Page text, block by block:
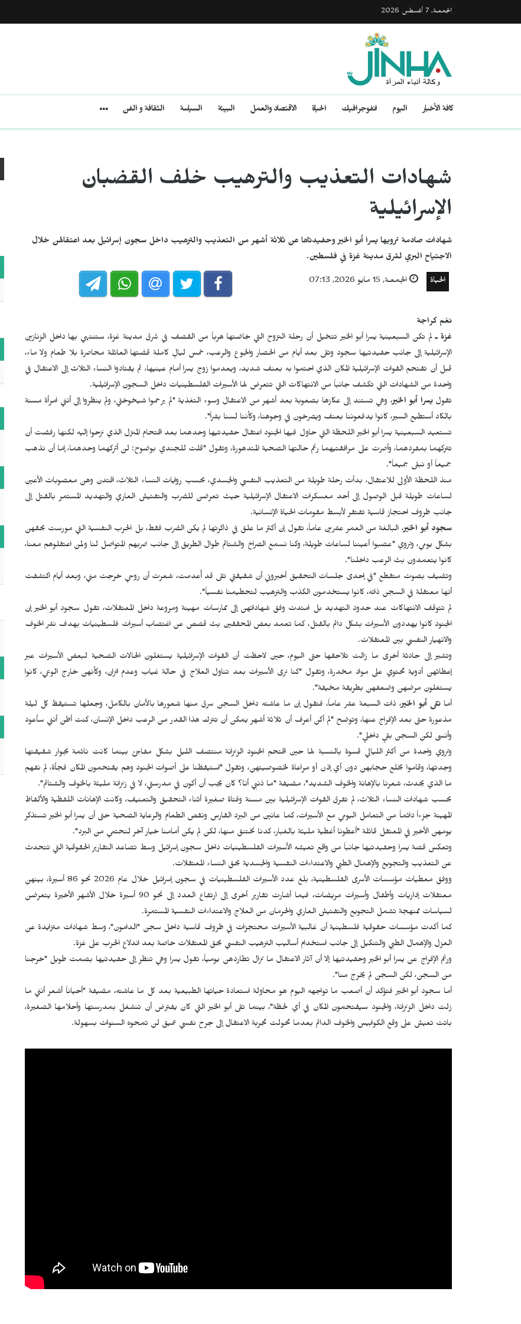
الجمعـة, 7 أغسطس 2026
كافة الأخبار اليوم انفوجرافيك الحياة الاقتصاد والعمل البيئة السياسة الثقافة و الفن
شهادات التعذيب والترهيب خلف القضبان
الإسرائيلية
شهادات صادمة ترويها يسرا أبو الخير وحفيدتاها عن ثلاثة أشهر من التعذيب والترهيب داخل سجون إسرائيل بعد اعتقالهن خلال
الاجتياح البري لشرق مدينة غزة في فلسطين.
الحياة الجمعـة, 15 مايو 2026, 07:13
نغم كراجة
غزة ـ لم تكن السبعينية يسرا أبو الخير تتخيل أن رحلة النزوح التي خاضتها هرباً من القصف في شرق مدينة غزة، ستنتهي بها داخل الزنازين
الإسرائيلية إلى جانب حفيدتيها سجود وتقى بعد أيام من الحصار والجوع والرعب، خمس ليالٍ كاملة قضتها العائلة محاصرة بلا طعام ولا ماء،
قبل أن تقتحم القوات الإسرائيلية المكان الذي احتموا به بعنف شديد، ويعدموا زوج يسرا أمام عينيها، ثم يقتادوا النساء الثلاث إلى الاعتقال في
واحدة من الشهادات التي تكشف جانباً من الانتهاكات التي تتعرض لها الأسيرات الفلسطينيات داخل السجون الإسرائيلية.
تقوليسرا أبو الخير، وهي تستند إلى عكازها بصعوبة بعد أشهر من الاعتقال وسوء التغذية "لم يرحموا شيخوختي، ولم ينظروا إلى أنني امرأة مسنة
بالكاد أستطيع السير، كانوا يدفعوننا بعنف ويصرخون في وجوهنا، وكأننا لسنا بشراً".
تستعيد السبعينية يسرا أبو الخير اللحظة التي حاول فيها الجنود اعتقال حفيدتيها وحدهما بعد اقتحام المنزل الذي نزحوا إليه لكنها رفضت أن
تتركهما بمفردهما، وأصرت على مرافقتيهما رغم حالتها الصحية المتدهورة، وتقول "قلت للجندي بوضوح: لن أتركهما وحدهما، إما أن نذهب
جميعاً أو نبقى جميعاً".
منذ اللحظة الأولى للاعتقال، بدأت رحلة طويلة من التعذيب النفسي والجسدي، بحسب روايات النساء الثلاث، اقتدن وهن معصوبات الأعين
لساعات طويلة قبل الوصول إلى أحد معسكرات الاعتقال الإسرائيلية حيث تعرضن للضرب والتفتيش العاري والتهديد المستمر بالقتل إلى
جانب ظروف احتجاز قاسية تفتقر لأبسط مقومات الحياة الإنسانية.
سجود أبو الخير، البالغة من العمر عشرين عاماً، تقول إن أكثر ما علق في ذاكرتها لم يكن الضرب فقط، بل الحرب النفسية التي مورست بحقهن
بشكل يومي، وتروي "عصبوا أعيننا لساعات طويلة، وكنا نسمع الصراخ والشتائم طوال الطريق إلى جانب ضربهم المتواصل لنا ولمن اعتقلوهم معنا،
كانوا يتعمدون بث الرعب داخلنا".
وتضيف بصوت متقطع "في إحدى جلسات التحقيق أخبروني أن شقيقتي تقى قد أُعدمت، شعرت أن روحي خرجت مني، وبعد أيام اكتشفت
أنها معتقلة في السجن ذاته، كانوا يستخدمون الكذب والترهيب لتحطيمنا نفسياً".
لم تتوقف الانتهاكات عند حدود التهديد بل امتدت وفق شهاداتهن إلى ممارسات مهينة ومروعة داخل المعتقلات، تقول سجود أبو الخير إن
الجنود كانوا يهددون الأسيرات بشكل دائم بالقتل، كما تعمد بعض المحققين بث قصص عن اغتصاب أسيرات فلسطينيات بهدف نشر الخوف
والانهيار النفسي بين المعتقلات.
وتشير إلى حادثة أخرى ما زالت تلاحقها حتى اليوم، حين لاحظت أن القوات الإسرائيلية يستغلون الحالات الصحية لبعض الأسيرات عبر
إعطائهن أدوية تحتوي على مواد مخدرة، وتقول "كنا نرى الأسيرات بعد تناول العلاج في حالة غياب وعدم اتزان، وكأنهن خارج الوعي، كانوا
يستغلون مرضهن وضعفهن بطريقة مخيفة".
أما تقى أبو الخير، ذات السبعة عشر عاماً، فتقول إن ما عاشته داخل السجن سرق منها شعورها بالأمان بالكامل، وجعلها تستيقظ كل ليلة
مذعورة حتى بعد الإفراج عنها، وتوضح "لم أكن أعرف أن ثلاثة أشهر يمكن أن تترك هذا القدر من الرعب داخل الإنسان، كنت أظن أنني سأعود
وأنسى لكن السجن بقي داخلي".
وتروي واحدة من أكثر الليالي قسوة بالنسبة لها حين اقتحم الجنود الزنزانة منتصف الليل بشكل مفاجئ بينما كانت نائمة بجوار شقيقتها
وجدتها، وقاموا بخلع حجابهن دون أي إذن أو مراعاة لخصوصيتهن، وتقول "استيقظنا على أصوات الجنود وهم يقتحمون المكان فجأة، لم نفهم
ما الذي يحدث، شعرنا بالإهانة والخوف الشديد"، مضيفة "ما ذنبي أنا؟ كان يجب أن أكون في مدرستي، لا في زنزانة مليئة بالخوف والشتائم".
بحسب شهادات النساء الثلاث، لم تفرق القوات الإسرائيلية بين مسنة وفتاة صغيرة أثناء التحقيق والتعنيف، وكانت الإهانات اللفظية والألفاظ
المهينة جزءاً دائماً من التعامل اليومي مع الأسيرات، كما عانين من البرد القارس ونقص الطعام والرعاية الصحية حتى أن يسرا أبو الخير تستذكر
يومهن الأخير في المعتقل قائلة "أعطونا أغطية مليئة بالغبار، كدنا نختنق منها، لكن لم يكن أمامنا خيار آخر لنحتمي من البرد".
وتعكس قصة يسرا وحفيدتيها جانباً من واقع تعيشه الأسيرات الفلسطينيات داخل سجون إسرائيل وسط تصاعد التقارير الحقوقية التي تتحدث
عن التعذيب والتجويع والإهمال الطبي والاعتداءات النفسية والجسدية بحق النساء المعتقلات.
ووفق معطيات مؤسسات الأسرى الفلسطينية، بلغ عدد الأسيرات الفلسطينيات في سجون إسرائيل خلال عام 2026 نحو 86 أسيرة، بينهن
معتقلات إداريات وأطفال وأسيرات مريضات، فيما أشارت تقارير أخرى إلى ارتفاع العدد إلى نحو 90 أسيرة خلال الأشهر الأخيرة يتعرضن
لسياسات ممنهجة تشمل التجويع والتفتيش العاري والحرمان من العلاج والاعتداءات النفسية المستمرة.
كما أكدت مؤسسات حقوقية فلسطينية أن غالبية الأسيرات محتجزات في ظروف قاسية داخل سجن "الدامون"، وسط شهادات متزايدة عن
العزل والإهمال الطبي والتنكيل إلى جانب استخدام أساليب الترهيب النفسي بحق المعتقلات خاصة بعد اندلاع الحرب على غزة.
ورغم الإفراج عن يسرا أبو الخير وحفيدتيها إلا أن آثار الاعتقال ما تزال تطاردهن يومياً، تقول يسرا وهي تنظر إلى حفيدتيها بصمت طويل "خرجنا
من السجن، لكن السجن لم يخرج منا".
أما سجود أبو الخير فتؤكد أن أصعب ما تواجهه اليوم هو محاولة استعادة حياتها الطبيعية بعد كل ما عاشته، مضيفة "أحياناً أشعر أنني ما
زلت داخل الزنزانة، والجنود سيقتحمون المكان في أي لحظة"، بينما تقى أبو الخير التي كان يفترض أن تنشغل بمدرستها وأحلامها الصغيرة،
باتت تعيش على وقع الكوابيس والخوف الدائم بعدما تحولت تجربة الاعتقال إلى جرح نفسي عميق لن تمحوه السنوات بسهولة.